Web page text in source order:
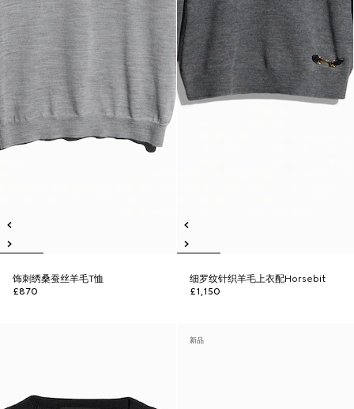
饰刺绣桑蚕丝羊毛T恤
£870
细罗纹针织羊毛上衣配Horsebit
£1,150
新品